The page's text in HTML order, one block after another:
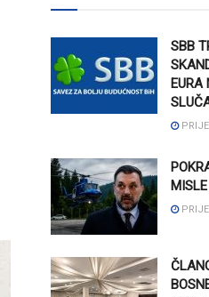
SBB
EURA
PRIJE
PRIJE